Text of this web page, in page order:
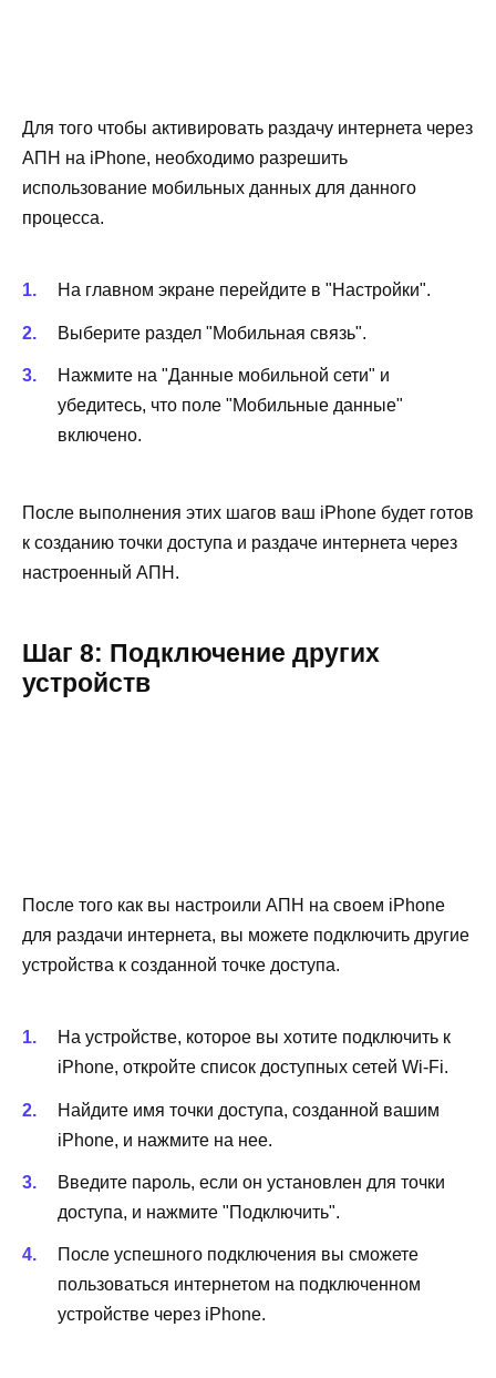
Для того чтобы активировать раздачу интернета через
АПН на iPhone, необходимо разрешить
использование мобильных данных для данного
процесса.
На главном экране перейдите в "Настройки".
Выберите раздел "Мобильная связь".
Нажмите на "Данные мобильной сети" и
убедитесь, что поле "Мобильные данные"
включено.
После выполнения этих шагов ваш iPhone будет готов
к созданию точки доступа и раздаче интернета через
настроенный АПН.
Шаг 8: Подключение других
устройств
После того как вы настроили АПН на своем iPhone
для раздачи интернета, вы можете подключить другие
устройства к созданной точке доступа.
На устройстве, которое вы хотите подключить к
iPhone, откройте список доступных сетей Wi-Fi.
Найдите имя точки доступа, созданной вашим
iPhone, и нажмите на нее.
Введите пароль, если он установлен для точки
доступа, и нажмите "Подключить".
После успешного подключения вы сможете
пользоваться интернетом на подключенном
устройстве через iPhone.